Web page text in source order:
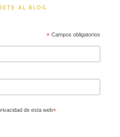
AL BLOG
*Campos obligatorios
de esta web*